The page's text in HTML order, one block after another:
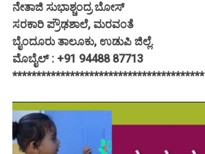
ನೇತಾಜಿ ಸುಭಾಶ್ಚಂದ್ರ ಬೋಸ್
ಸರಕಾರಿ ಪ್ರೌಢಶಾಲೆ, ಮರವಂತೆ
ಬೈಂದೂರು ತಾಲೂಕು, ಉಡುಪಿ ಜಿಲ್ಲೆ.
ಮೊಬೈಲ್ : +91 94488 87713
****************************************